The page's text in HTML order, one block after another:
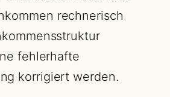
rechnerisch
fehlerhafte
korrigiert werden.